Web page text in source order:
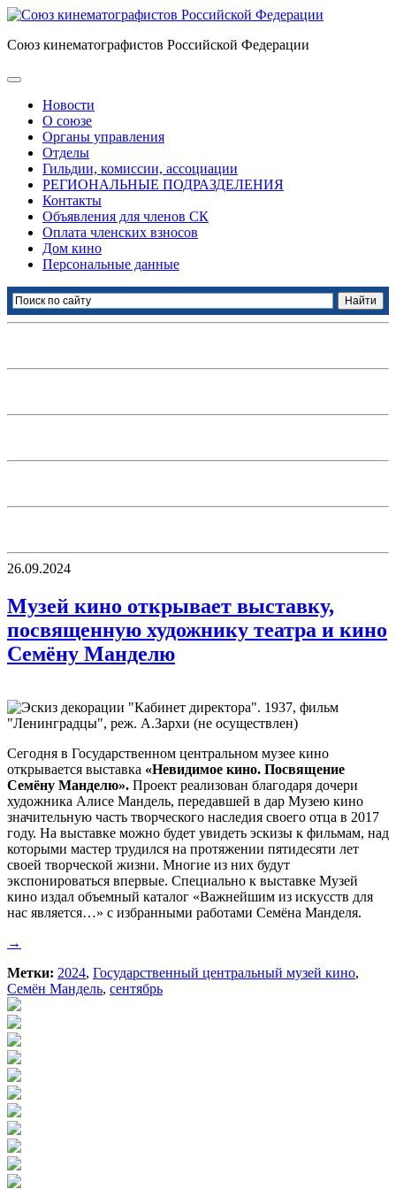
Союз кинематографистов Российской Федерации
Новости
О союзе
Органы управления
Отделы
Гильдии, комиссии, ассоциации
РЕГИОНАЛЬНЫЕ ПОДРАЗДЕЛЕНИЯ
Контакты
Объявления для членов СК
Оплата членских взносов
Дом кино
Персональные данные
26.09.2024
Музей кино открывает выставку,
посвященную художнику театра и кино
Семёну Манделю
Сегодня в Государственном центральном музее кино
открывается выставка «Невидимое кино. Посвящение
Семёну Манделю». Проект реализован благодаря дочери
художника Алисе Мандель, передавшей в дар Музею кино
значительную часть творческого наследия своего отца в 2017
году. На выставке можно будет увидеть эскизы к фильмам, над
которыми мастер трудился на протяжении пятидесяти лет
своей творческой жизни. Многие из них будут
экспонироваться впервые. Специально к выставке Музей
кино издал объемный каталог «Важнейшим из искусств для
нас является…» с избранными работами Семёна Манделя.
→
Метки: 2024, Государственный центральный музей кино,
Семён Мандель, сентябрь